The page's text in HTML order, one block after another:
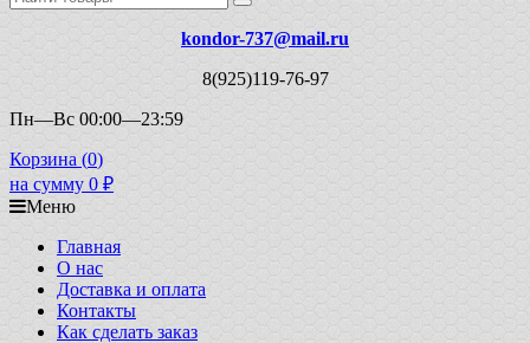
kondor-737@mail.ru
8(925)119-76-97
Пн—Вс 00:00—23:59
Корзина (0)
на сумму 0 ₽
Меню
Главная
О нас
Доставка и оплата
Контакты
Как сделать заказ